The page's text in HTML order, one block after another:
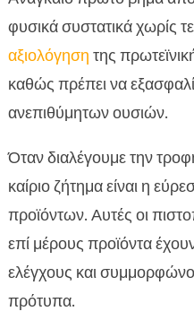
φυσικά συστατικά χωρίς
αξιολόγηση της
καθώς πρέπει να
ανεπιθύμητων ουσιών.
Όταν διαλέγουμε την
καίριο ζήτημα είναι η
προϊόντων. Αυτές οι
επί μέρους προϊόντα
ελέγχους και
πρότυπα.